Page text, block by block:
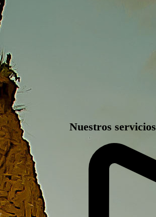
Nuestros servicios